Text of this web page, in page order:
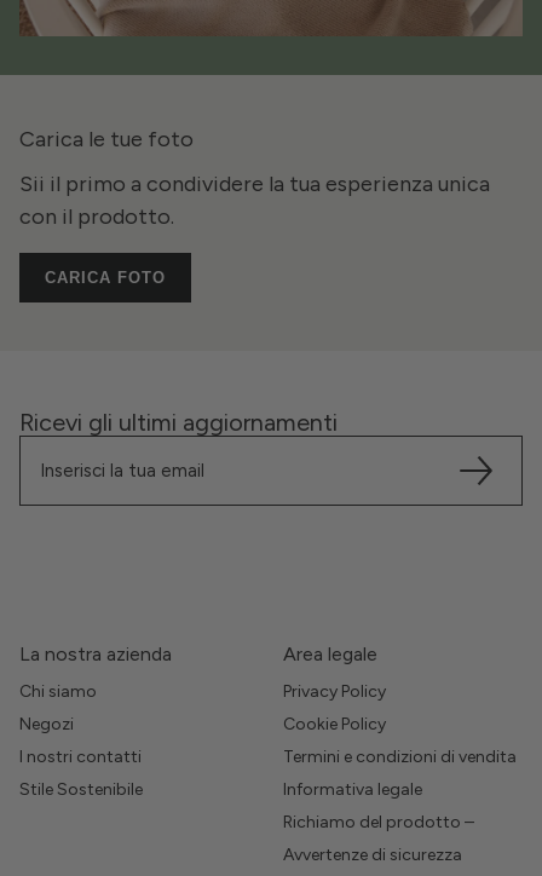
Carica le tue foto
Sii il primo a condividere la tua esperienza unica
con il prodotto.
CARICA FOTO
Ricevi gli ultimi aggiornamenti
La nostra azienda
Chi siamo
Negozi
I nostri contatti
Stile Sostenibile
Area legale
Privacy Policy
Cookie Policy
Termini e condizioni di vendita
Informativa legale
Richiamo del prodotto –
Avvertenze di sicurezza